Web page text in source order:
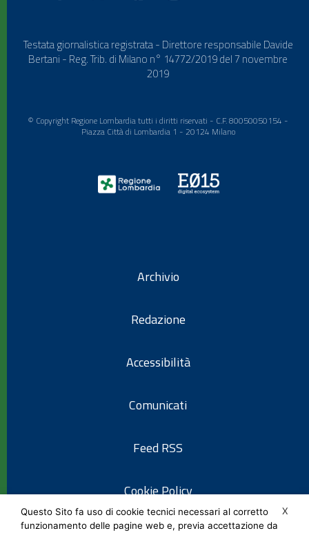
Testata giornalistica registrata - Direttore responsabile Davide
Bertani - Reg. Trib. di Milano n° 14772/2019 del 7 novembre
2019
© Copyright Regione Lombardia tutti i diritti riservati - C.F. 80050050154 -
Piazza Città di Lombardia 1 - 20124 Milano
Archivio
Redazione
Accessibilità
Comunicati
Feed RSS
Cookie Policy
X
Questo Sito fa uso di cookie tecnici necessari al corretto
funzionamento delle pagine web e, previa accettazione da